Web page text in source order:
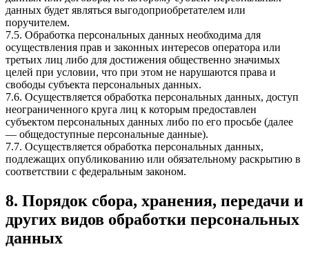
данных будет являться выгодоприобретателем или
поручителем.
7.5. Обработка персональных данных необходима для
осуществления прав и законных интересов оператора или
третьих лиц либо для достижения общественно значимых
целей при условии, что при этом не нарушаются права и
свободы субъекта персональных данных.
7.6. Осуществляется обработка персональных данных, доступ
неограниченного круга лиц к которым предоставлен
субъектом персональных данных либо по его просьбе (далее
— общедоступные персональные данные).
7.7. Осуществляется обработка персональных данных,
подлежащих опубликованию или обязательному раскрытию в
соответствии с федеральным законом.
8. Порядок сбора, хранения, передачи и
других видов обработки персональных
данных